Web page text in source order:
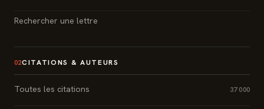
Rechercher une lettre
02CITATIONS & AUTEURS
Toutes les citations 37 000